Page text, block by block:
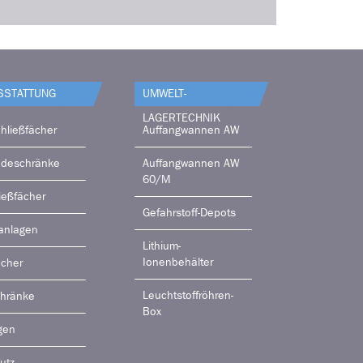
UMWELT-
LAGERTECHNIK
Auffangwannen AW
Auffangwannen AW
60/M
Gefahrstoff-Depots
Lithium-
Ionenbehälter
Leuchtstoffröhren-
Box